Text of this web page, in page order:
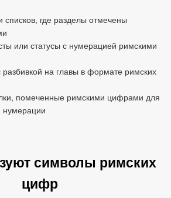
списков, где разделы отмечены
или статусы с нумерацией римскими
на главы в формате римских
помеченные римскими цифрами для
нумерации
символы римских
цифр